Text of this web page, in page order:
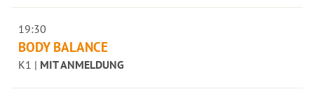
19:30
BODY BALANCE
K1 | MIT ANMELDUNG